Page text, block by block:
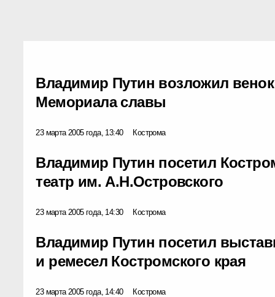
Владимир Путин возложил
Мемориала славы
23 марта 2005 года, 13:40 Кострома
Владимир Путин посетил
театр им. А.Н.Островского
23 марта 2005 года, 14:30 Кострома
Владимир Путин посетил
и ремесел Костромского края
23 марта 2005 года, 14:40 Кострома